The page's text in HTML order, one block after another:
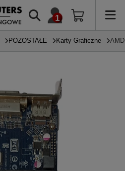
POZOSTAŁE Karty Graficzne